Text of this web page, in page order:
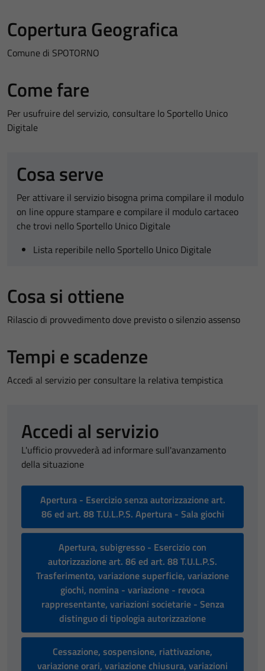
Copertura Geografica
Comune di SPOTORNO
Come fare
Per usufruire del servizio, consultare lo Sportello Unico
Digitale
Cosa serve
Per attivare il servizio bisogna prima compilare il modulo
on line oppure stampare e compilare il modulo cartaceo
che trovi nello Sportello Unico Digitale
Lista reperibile nello Sportello Unico Digitale
Cosa si ottiene
Rilascio di provvedimento dove previsto o silenzio assenso
Tempi e scadenze
Accedi al servizio per consultare la relativa tempistica
Accedi al servizio
L'ufficio provvederà ad informare sull'avanzamento
della situazione
Apertura - Esercizio senza autorizzazione art.
86 ed art. 88 T.U.L.P.S. Apertura - Sala giochi
Apertura, subigresso - Esercizio con
autorizzazione art. 86 ed art. 88 T.U.L.P.S.
Trasferimento, variazione superficie, variazione
giochi, nomina - variazione - revoca
rappresentante, variazioni societarie - Senza
distinguo di tipologia autorizzazione
Cessazione, sospensione, riattivazione,
variazione orari, variazione chiusura, variazioni